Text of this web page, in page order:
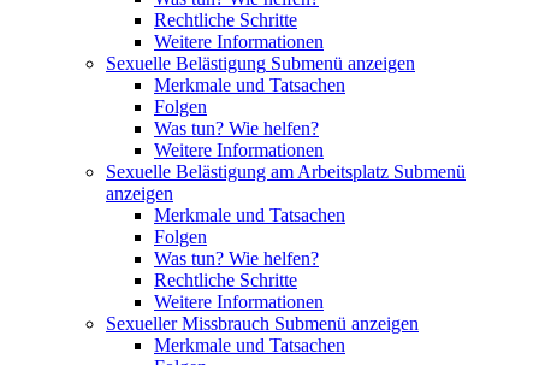
Rechtliche Schritte
Weitere Informationen
Sexuelle Belästigung Submenü anzeigen
Merkmale und Tatsachen
Folgen
Was tun? Wie helfen?
Weitere Informationen
Sexuelle Belästigung am Arbeitsplatz Submenü
anzeigen
Merkmale und Tatsachen
Folgen
Was tun? Wie helfen?
Rechtliche Schritte
Weitere Informationen
Sexueller Missbrauch Submenü anzeigen
Merkmale und Tatsachen